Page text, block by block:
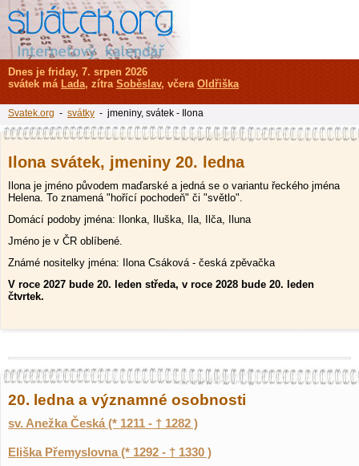
Ilona svátek, jmeniny 20. ledna
Ilona je jméno původem maďarské a jedná se o variantu řeckého jména
Helena. To znamená "hořící pochodeň" či "světlo".
Domácí podoby jména: Ilonka, Iluška, Ila, Ilča, Iluna
Jméno je v ČR oblíbené.
Známé nositelky jména: Ilona Csáková - česká zpěvačka
V roce 2027 bude 20. leden středa, v roce 2028 bude 20. leden
čtvrtek.
20. ledna a významné osobnosti
sv. Anežka Česká (* 1211 - † 1282 )
Eliška Přemyslovna (* 1292 - † 1330 )
Dnes je friday, 7. srpen 2026
svátek má Lada, zítra Soběslav, včera Oldřiška
Svatek.org - svátky - jmeniny, svátek - Ilona